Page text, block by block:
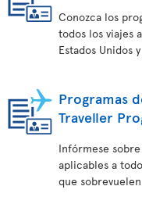
Conozca los
todos los viajes
Estados Unidos
Programas
Traveller
Infórmese
aplicables a
que